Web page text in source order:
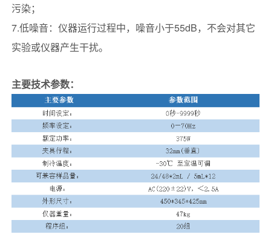
污染；
7.低噪音：仪器运行过程中，噪音小于55dB，不会对其它
实验或仪器产生干扰。
主要技术参数：